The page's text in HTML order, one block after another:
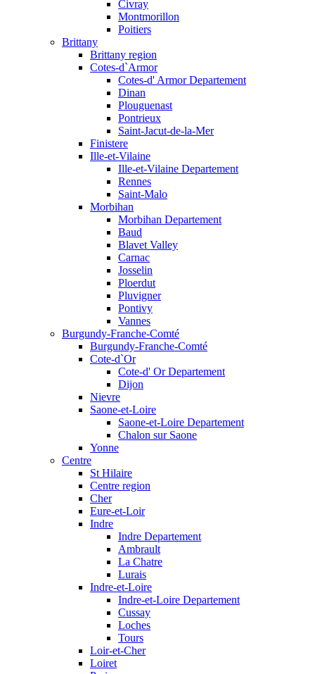
Civray
Montmorillon
Poitiers
Brittany
Brittany region
Cotes-d`Armor
Cotes-d' Armor Departement
Dinan
Plouguenast
Pontrieux
Saint-Jacut-de-la-Mer
Finistere
Ille-et-Vilaine
Ille-et-Vilaine Departement
Rennes
Saint-Malo
Morbihan
Morbihan Departement
Baud
Blavet Valley
Carnac
Josselin
Ploerdut
Pluvigner
Pontivy
Vannes
Burgundy-Franche-Comté
Burgundy-Franche-Comté
Cote-d`Or
Cote-d' Or Departement
Dijon
Nievre
Saone-et-Loire
Saone-et-Loire Departement
Chalon sur Saone
Yonne
Centre
St Hilaire
Centre region
Cher
Eure-et-Loir
Indre
Indre Departement
Ambrault
La Chatre
Lurais
Indre-et-Loire
Indre-et-Loire Departement
Cussay
Loches
Tours
Loir-et-Cher
Loiret